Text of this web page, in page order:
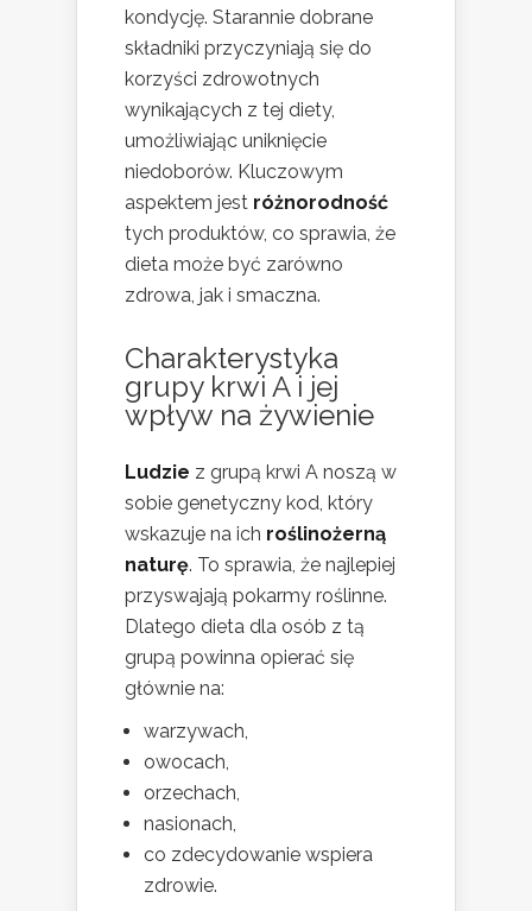
kondycję. Starannie dobrane
składniki przyczyniają się do
korzyści zdrowotnych
wynikających z tej diety,
umożliwiając uniknięcie
niedoborów. Kluczowym
aspektem jest różnorodność
tych produktów, co sprawia, że
dieta może być zarówno
zdrowa, jak i smaczna.
Charakterystyka
grupy krwi A i jej
wpływ na żywienie
Ludzie z grupą krwi A noszą w
sobie genetyczny kod, który
wskazuje na ich roślinożerną
naturę. To sprawia, że najlepiej
przyswajają pokarmy roślinne.
Dlatego dieta dla osób z tą
grupą powinna opierać się
głównie na:
warzywach,
owocach,
orzechach,
nasionach,
co zdecydowanie wspiera
zdrowie.